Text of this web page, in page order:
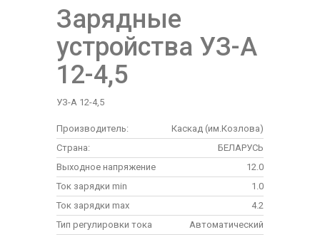
Зарядные
устройства УЗ-А
12-4,5
УЗ-А 12-4,5
Производитель:
Каскад (им.Козлова)
Страна:
БЕЛАРУСЬ
Выходное напряжение
12.0
Ток зарядки min
1.0
Ток зарядки max
4.2
Тип регулировки тока
Автоматический